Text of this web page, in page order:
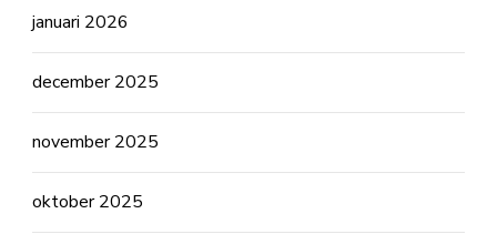
januari 2026
december 2025
november 2025
oktober 2025